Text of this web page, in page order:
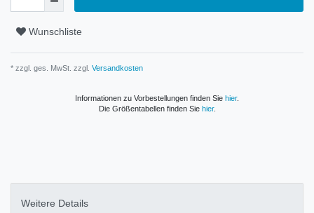
Wunschliste
* zzgl. ges. MwSt. zzgl. Versandkosten
Informationen zu Vorbestellungen finden Sie hier.
Die Größentabellen finden Sie hier.
Weitere Details